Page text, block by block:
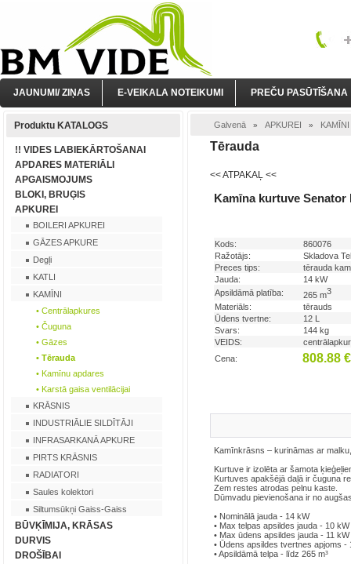
JAUNUMI/ ZIŅAS E-VEIKALA NOTEIKUMI PREČU PASŪTĪŠANA
Produktu KATALOGS
!! VIDES LABIEKĀRTOŠANAI
APDARES MATERIĀLI
APGAISMOJUMS
BLOKI, BRUĢIS
APKUREI
BOILERI APKUREI
GĀZES APKURE
Degļi
KATLI
KAMĪNI
• Centrālapkures
• Čuguna
• Gāzes
• Tērauda
• Kamīnu apdares
• Karstā gaisa ventilācijai
KRĀSNIS
INDUSTRIĀLIE SILDĪTĀJI
INFRASARKANĀ APKURE
PIRTS KRĀSNIS
RADIATORI
Saules kolektori
Siltumsūkņi Gaiss-Gaiss
BŪVĶĪMIJA, KRĀSAS
DURVIS
DROŠĪBAI
Galvenā » APKUREI » KAMĪNI
Tērauda
<< ATPAKAĻ <<
Kamīna kurtuve Senator
Kods:
860076
Ražotājs:
Skladova
Preces tips:
tērauda
Jauda:
14 kW
Apsildāmā platība:
265 m3
Materiāls:
tērauds
Ūdens tvertne:
12 L
Svars:
144 kg
VEIDS:
Cena:
808.88
Kamīnkrāsns – kurināmas ar
Kurtuve ir izolēta ar šamota
Kurtuves apakšējā daļā ir čuguna
Zem restes atrodas pelnu kaste.
Dūmvadu pievienošana ir no
• Nominālā jauda - 14 kW
• Max telpas apsildes jauda - 10 kW
• Max ūdens apsildes jauda - 11 kW
• Ūdens apsildes tvertnes apjoms -
• Apsildāmā telpa - līdz 265 m³